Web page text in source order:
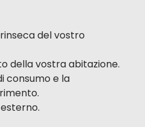
del riscaldamento
riduzione delle
diminuzione del vostro
il riscaldamento.
estratta, il vostro